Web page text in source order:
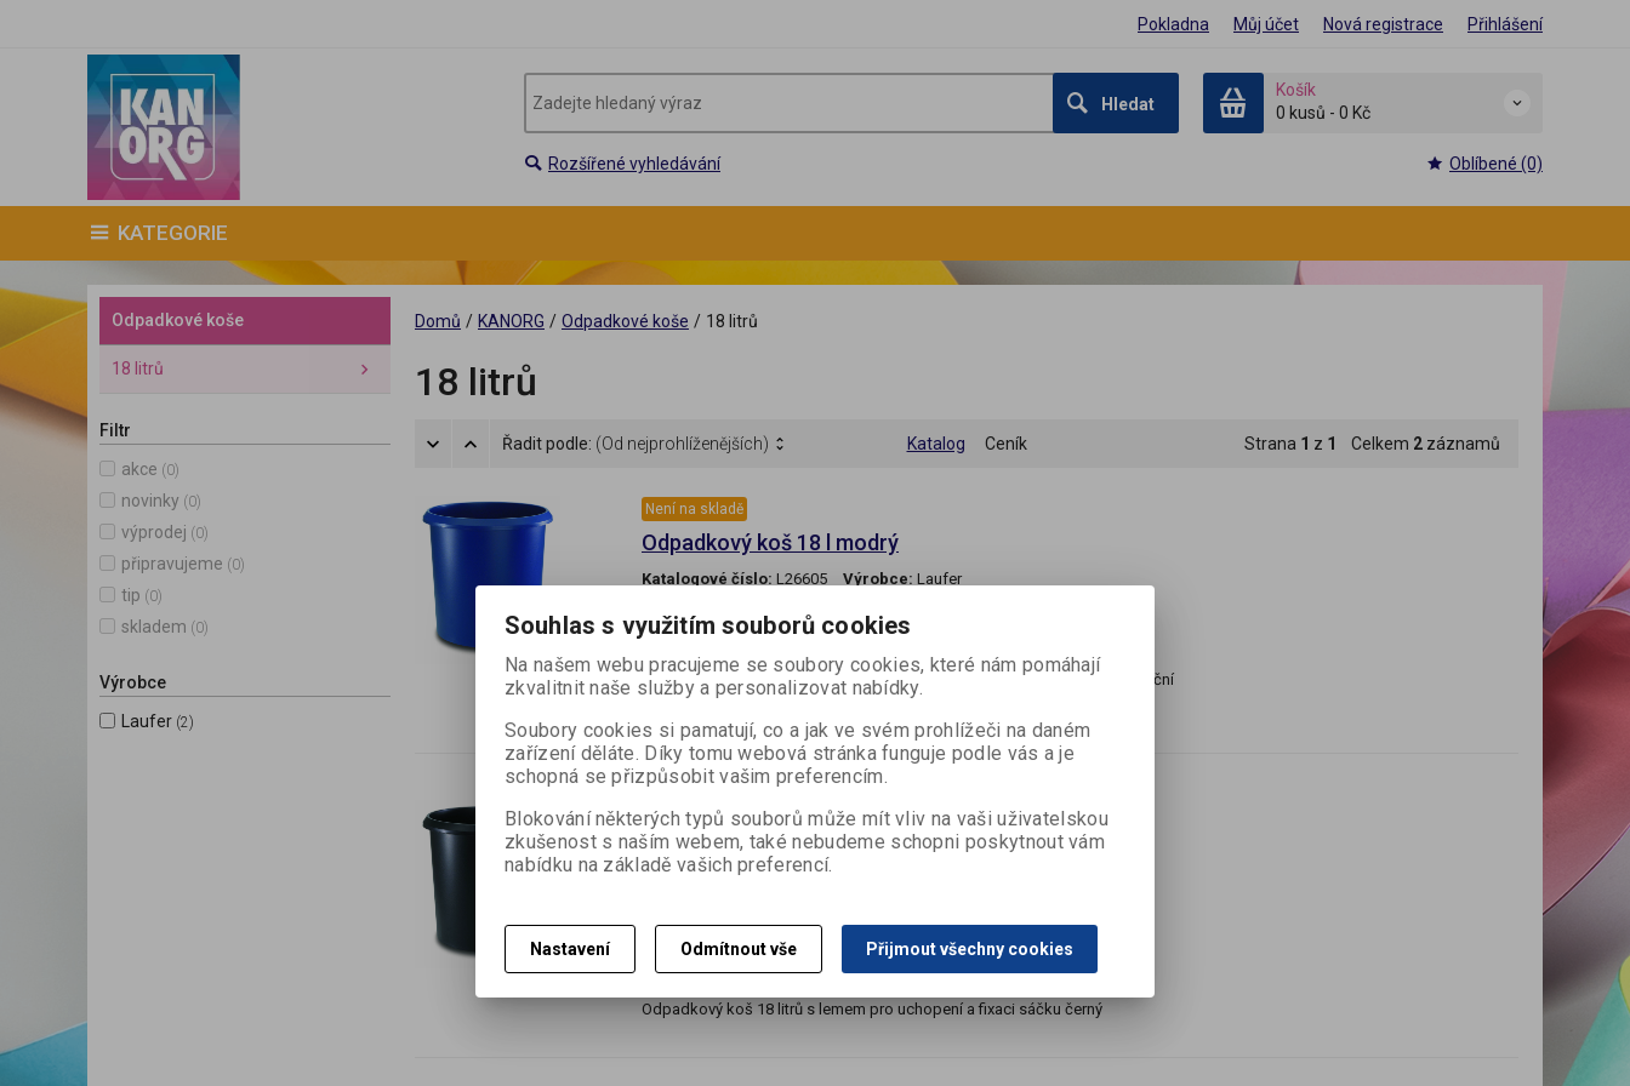
Pokladna Můj účet Nová registrace Přihlášení
Hledat
Košík
0 kusů - 0 Kč
Rozšířené vyhledávání Oblíbené (0)
KATEGORIE
Odpadkové koše
18 litrů
Filtr
akce (0)
novinky (0)
výprodej (0)
připravujeme (0)
tip (0)
skladem (0)
Výrobce
Laufer (2)
Domů / KANORG / Odpadkové koše / 18 litrů
18 litrů
Řadit podle: (Od nejprohlíženějších) Katalog Ceník Strana 1 z 1 Celkem 2 záznamů
Není na skladě
Odpadkový koš 18 l modrý
Katalogové číslo: L26605 Výrobce: Laufer
Termín dodání (dny): 7
Odpadkový koš 18 litrů s lemem pro uchopení i fixaci sáčku modrý, ilustrační
Není na skladě
Odpadkový koš 18 l černý
Termín dodání (dny):
Skladem:Dodací lhůta cca 7 dní ks
EAN:4006677265069
Odpadkový koš 18 litrů s lemem pro uchopení a fixaci sáčku černý
Souhlas s využitím souborů cookies
Na našem webu pracujeme se soubory cookies, které nám pomáhají
zkvalitnit naše služby a personalizovat nabídky.
Soubory cookies si pamatují, co a jak ve svém prohlížeči na daném
zařízení děláte. Díky tomu webová stránka funguje podle vás a je
schopná se přizpůsobit vašim preferencím.
Blokování některých typů souborů může mít vliv na vaši uživatelskou
zkušenost s naším webem, také nebudeme schopni poskytnout vám
nabídku na základě vašich preferencí.
Nastavení Odmítnout vše Přijmout všechny cookies